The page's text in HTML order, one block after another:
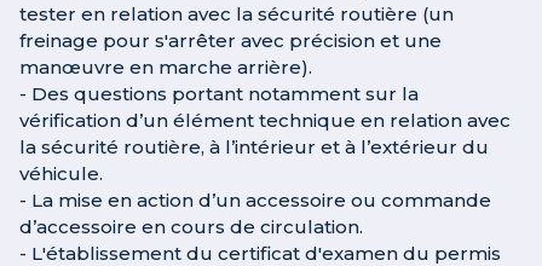
tester en relation avec la sécurité routière (un
freinage pour s'arrêter avec précision et une
manœuvre en marche arrière).
- Des questions portant notamment sur la
vérification d’un élément technique en relation avec
la sécurité routière, à l’intérieur et à l’extérieur du
véhicule.
- La mise en action d’un accessoire ou commande
d’accessoire en cours de circulation.
- L'établissement du certificat d'examen du permis